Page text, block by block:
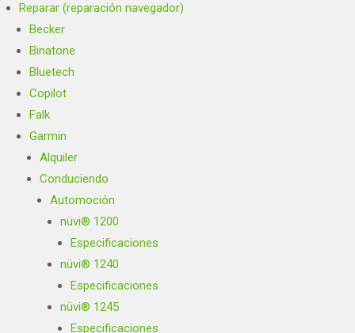
Reparar (reparación navegador)
Becker
Binatone
Bluetech
Copilot
Falk
Garmin
Alquiler
Conduciendo
Automoción
nüvi® 1200
Especificaciones
nüvi® 1240
Especificaciones
nüvi® 1245
Especificaciones